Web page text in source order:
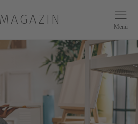
MAGAZIN Menü